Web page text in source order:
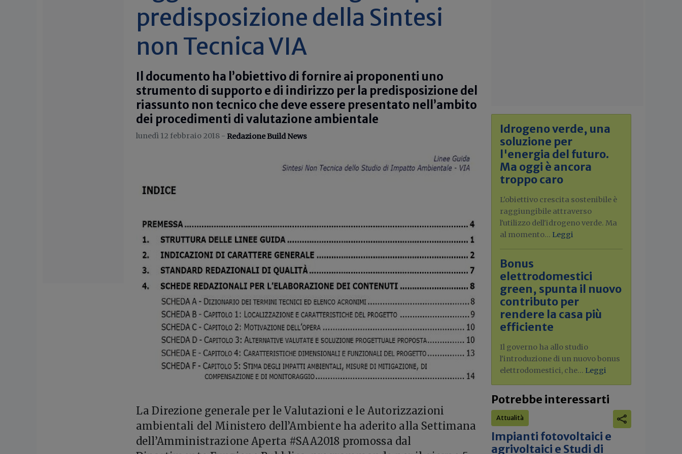
predisposizione della Sintesi
non Tecnica VIA
Il documento ha l’obiettivo di fornire ai proponenti uno
strumento di supporto e di indirizzo per la predisposizione del
riassunto non tecnico che deve essere presentato nell’ambito
dei procedimenti di valutazione ambientale
lunedì 12 febbraio 2018 - Redazione Build News
La Direzione generale per le Valutazioni e le Autorizzazioni
ambientali del Ministero dell’Ambiente ha aderito alla Settimana
dell’Amministrazione Aperta #SAA2018 promossa dal
Idrogeno verde, una
soluzione per
l'energia del futuro.
Ma oggi è ancora
troppo caro
L'obiettivo crescita sostenibile è
raggiungibile attraverso
l'utilizzo dell'idrogeno verde. Ma
al momento... Leggi
Bonus
elettrodomestici
green, spunta il nuovo
contributo per
rendere la casa più
efficiente
Il governo ha allo studio
l'introduzione di un nuovo bonus
elettrodomestici, che... Leggi
Potrebbe interessarti
Attualità
Impianti fotovoltaici e
agrivoltaici e Studi di